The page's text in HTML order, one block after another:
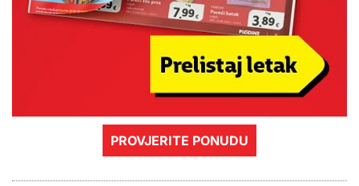
PROVJERITE PONUDU